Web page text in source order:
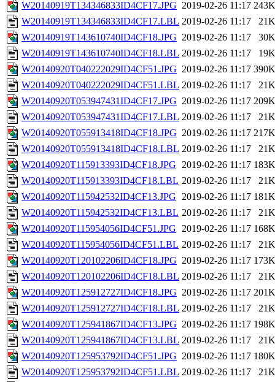
W20140919T134346833ID4CF17.JPG 2019-02-26 11:17 243K
W20140919T134346833ID4CF17.LBL 2019-02-26 11:17
21K
W20140919T143610740ID4CF18.JPG 2019-02-26 11:17
30K
W20140919T143610740ID4CF18.LBL 2019-02-26 11:17
19K
W20140920T040222029ID4CF51.JPG 2019-02-26 11:17 390K
W20140920T040222029ID4CF51.LBL 2019-02-26 11:17
21K
W20140920T053947431ID4CF17.JPG 2019-02-26 11:17 209K
W20140920T053947431ID4CF17.LBL 2019-02-26 11:17
21K
W20140920T055913418ID4CF18.JPG 2019-02-26 11:17 217K
W20140920T055913418ID4CF18.LBL 2019-02-26 11:17
21K
W20140920T115913393ID4CF18.JPG 2019-02-26 11:17 183K
W20140920T115913393ID4CF18.LBL 2019-02-26 11:17
21K
W20140920T115942532ID4CF13.JPG 2019-02-26 11:17 181K
W20140920T115942532ID4CF13.LBL 2019-02-26 11:17
21K
W20140920T115954056ID4CF51.JPG 2019-02-26 11:17 168K
W20140920T115954056ID4CF51.LBL 2019-02-26 11:17
21K
W20140920T120102206ID4CF18.JPG 2019-02-26 11:17 173K
W20140920T120102206ID4CF18.LBL 2019-02-26 11:17
21K
W20140920T125912727ID4CF18.JPG 2019-02-26 11:17 201K
W20140920T125912727ID4CF18.LBL 2019-02-26 11:17
21K
W20140920T125941867ID4CF13.JPG 2019-02-26 11:17 198K
W20140920T125941867ID4CF13.LBL 2019-02-26 11:17
21K
W20140920T125953792ID4CF51.JPG 2019-02-26 11:17 180K
W20140920T125953792ID4CF51.LBL 2019-02-26 11:17 21K